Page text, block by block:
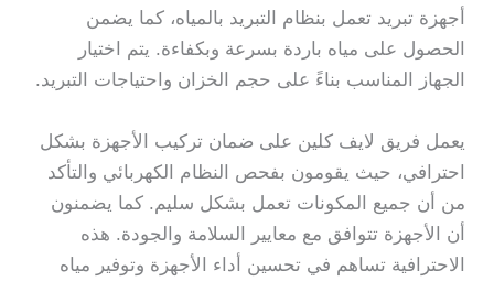
أجهزة تبريد تعمل بنظام التبريد بالمياه، كما يضمن
الحصول على مياه باردة بسرعة وبكفاءة. يتم اختيار
الجهاز المناسب بناءً على حجم الخزان واحتياجات التبريد.
يعمل فريق لايف كلين على ضمان تركيب الأجهزة بشكل
احترافي، حيث يقومون بفحص النظام الكهربائي والتأكد
من أن جميع المكونات تعمل بشكل سليم. كما يضمنون
أن الأجهزة تتوافق مع معايير السلامة والجودة. هذه
الاحترافية تساهم في تحسين أداء الأجهزة وتوفير مياه